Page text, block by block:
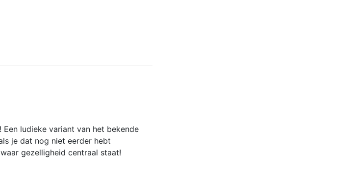
ludieke variant van het bekende
je dat nog niet eerder hebt
gezelligheid centraal staat!